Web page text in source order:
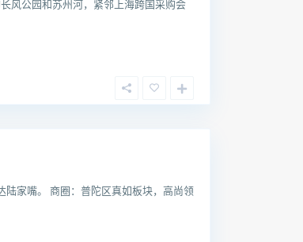
风公园和苏州河，紧邻上海跨国采购会
家嘴。 商圈：普陀区真如板块，高尚领